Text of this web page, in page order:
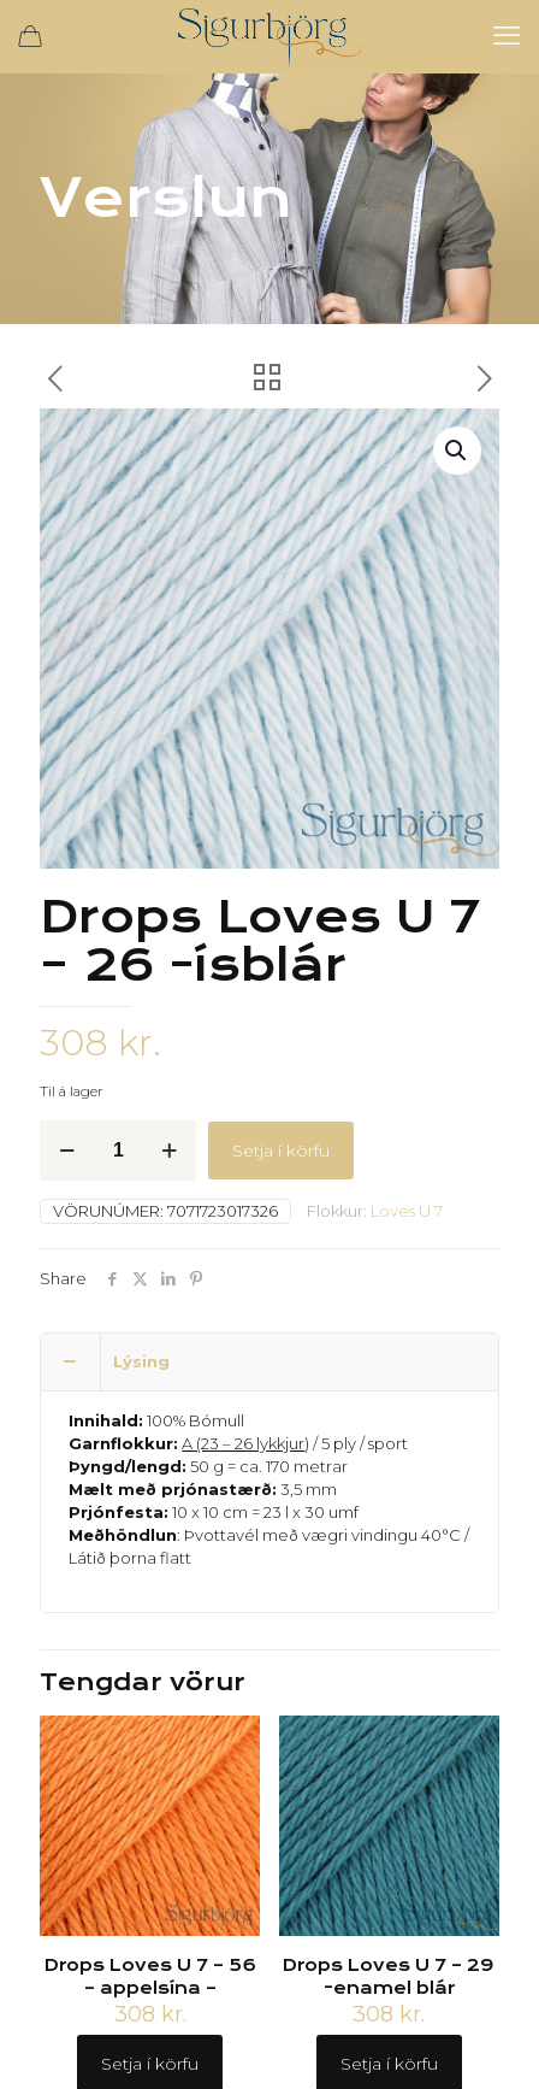
Verslun
Drops Loves U 7
– 26 -ísblár
308 kr.
Til á lager
Loves
7
-
quantity
Setja í körfu
VÖRUNÚMER: 7071723017326 Flokkur: Loves U 7
Share
Lýsing
Innihald: 100% Bómull
Garnflokkur: A (23 – 26 lykkjur) / 5 ply / sport
Þyngd/lengd: 50 g = ca. 170 metrar
Mælt með prjónastærð: 3,5 mm
Prjónfesta: 10 x 10 cm = 23 l x 30 umf
Meðhöndlun: Þvottavél með vægri vindingu 40°C /
Látið þorna flatt
Tengdar vörur
Drops Loves U 7 – 56
– appelsína –
308 kr.
Setja í körfu
Drops Loves U 7 – 29
-enamel blár
308 kr.
Setja í körfu